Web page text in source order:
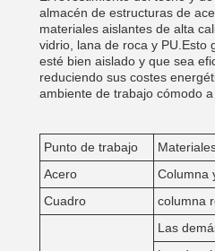
almacén de estructuras de
materiales aislantes de alta
vidrio, lana de roca y PU.Esto
esté bien aislado y que sea
reduciendo sus costes
ambiente de trabajo cómodo a
Punto de trabajo
Acero
Columna
Cuadro
columna
Las